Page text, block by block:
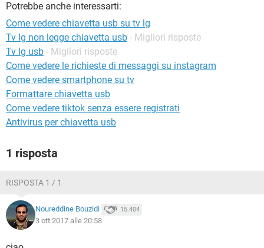
Potrebbe anche interessarti:
Come vedere chiavetta usb su tv lg
Tv lg non legge chiavetta usb - Migliori risposte
Tv lg usb - Migliori risposte
Come vedere le richieste di messaggi su instagram
Come vedere smartphone su tv
Formattare chiavetta usb
Come vedere tiktok senza essere registrati
Antivirus per chiavetta usb
1 risposta
RISPOSTA 1 / 1
Noureddine Bouzidi 15.404
3 ott 2017 alle 20:58